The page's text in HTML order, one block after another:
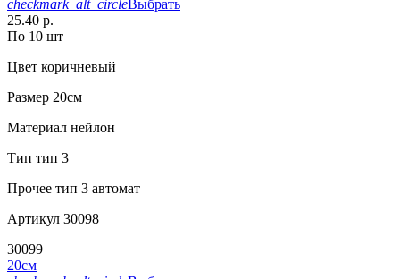
checkmark_alt_circleВыбрать
25.40 р.
По 10 шт
Цвет коричневый
Размер 20см
Материал нейлон
Тип тип 3
Прочее тип 3 автомат
Артикул 30098
30099
20см